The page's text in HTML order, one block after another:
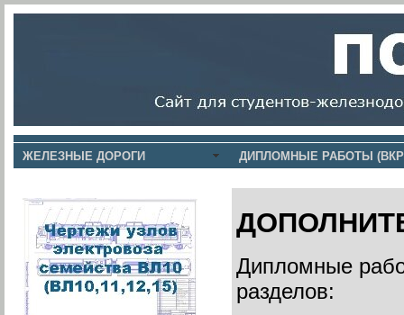
ЖЕЛЕЗНЫЕ ДОРОГИ ДИПЛОМНЫЕ РАБОТЫ
Дипломные
разделов: